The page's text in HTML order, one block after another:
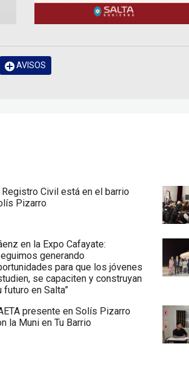
AVISOS
Registro Civil está en el barrio
Pizarro
en la Expo Cafayate:
generando
para que los jóvenes
se capaciten y construyan
futuro en Salta”
presente en Solís Pizarro
la Muni en Tu Barrio